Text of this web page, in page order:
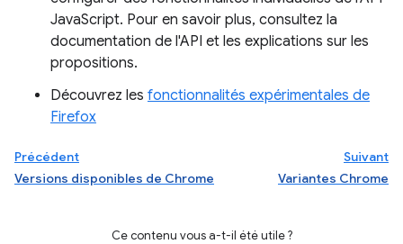
JavaScript. Pour en savoir plus, consultez la
documentation de l'API et les explications sur les
propositions.
Découvrez les fonctionnalités expérimentales de
Firefox
Précédent
Versions disponibles de Chrome
Suivant
Variantes Chrome
Ce contenu vous a-t-il été utile ?